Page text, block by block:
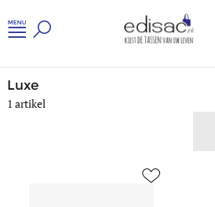
Luxe
1 artikel